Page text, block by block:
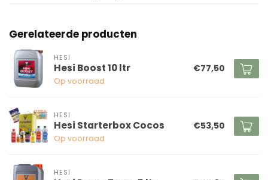
Gerelateerde producten
HESI
Hesi Boost 10 ltr
Op voorraad
€77,50
HESI
Hesi Starterbox Cocos
Op voorraad
€53,50
HESI